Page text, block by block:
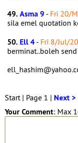
49.Asma 9 - Fri 20/
sila emel quotation
50. Ell 4 - Fri 8/Jul/
berminat..boleh
Start | Page 1 | Next >
Your Comment: Max